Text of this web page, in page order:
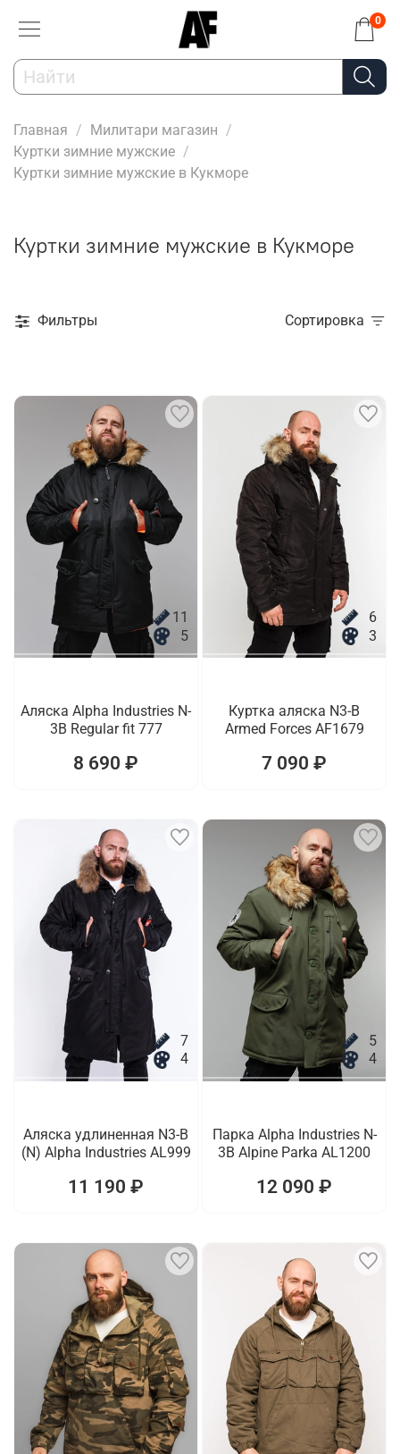
0
Главная
Милитари магазин
Куртки зимние мужские
Куртки зимние мужские в Кукморе
Куртки зимние мужские в Кукморе
Фильтры Сортировка
11
5
Аляска Alpha Industries N-
3B Regular fit 777
8 690 ₽
6
3
Куртка аляска N3-B
Armed Forces AF1679
7 090 ₽
7
4
Аляска удлиненная N3-B
(N) Alpha Industries AL999
11 190 ₽
5
4
Парка Alpha Industries N-
3B Alpine Parka AL1200
12 090 ₽